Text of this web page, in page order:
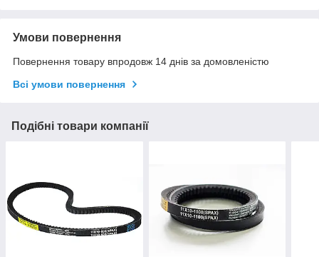
Умови повернення
Повернення товару впродовж 14 днів за домовленістю
Всі умови повернення
Подібні товари компанії